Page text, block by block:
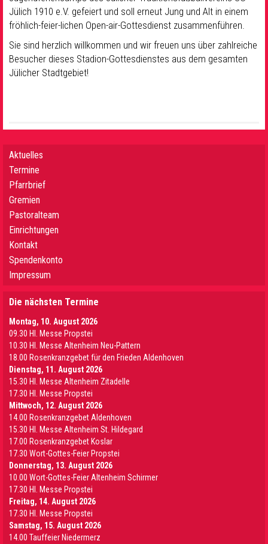
Jülich 1910 e.V. gefeiert und soll erneut Jung und Alt in einem
fröhlich-feier-lichen Open-air-Gottesdienst zusammenführen.
Sie sind herzlich willkommen und wir freuen uns über zahlreiche
Besucher dieses Stadion-Gottesdienstes aus dem gesamten
Jülicher Stadtgebiet!
Aktuelles
Termine
Pfarrbrief
Gremien
Pastoralteam
Einrichtungen
Kontakt
Spendenkonto
Impressum
Die nächsten Termine
Montag, 10. August 2026
09.30 Hl. Messe Propstei
10.30 Hl. Messe Altenheim Neu-Pattern
18.00 Rosenkranzgebet für den Frieden Aldenhoven
Dienstag, 11. August 2026
15.30 Hl. Messe Altenheim Zitadelle
17.30 Hl. Messe Propstei
Mittwoch, 12. August 2026
14.00 Rosenkranzgebet Aldenhoven
15.30 Hl. Messe Altenheim St. Hildegard
17.00 Rosenkranzgebet Koslar
17.30 Wort-Gottes-Feier Propstei
Donnerstag, 13. August 2026
10.00 Wort-Gottes-Feier Altenheim Schirmer
17.30 Hl. Messe Propstei
Freitag, 14. August 2026
17.30 Hl. Messe Propstei
Samstag, 15. August 2026
14.00 Tauffeier Niedermerz